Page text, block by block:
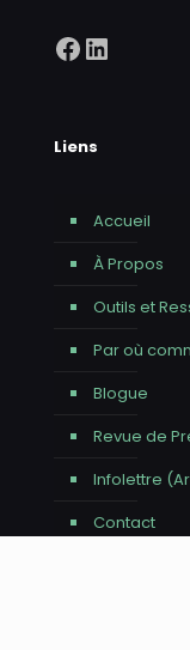
Facebook
LinkedIn
Liens
Accueil
À Propos
Outils et
Par où
Blogue
Revue de
Infolettre
Contact